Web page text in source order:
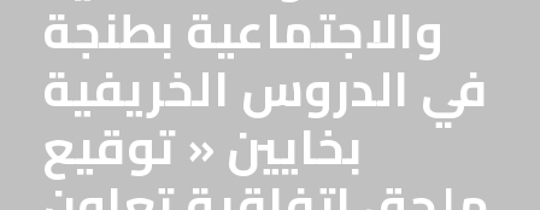
والاجتماعية بطنجة
في الدروس الخريفية
بخايين « توقيع